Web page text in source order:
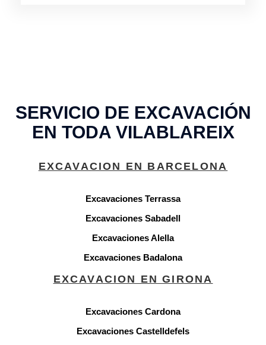
SERVICIO DE EXCAVACIÓN
EN TODA VILABLAREIX
EXCAVACION EN BARCELONA
Excavaciones Terrassa
Excavaciones Sabadell
Excavaciones Alella
Excavaciones Badalona
EXCAVACION EN GIRONA
Excavaciones Cardona
Excavaciones Castelldefels